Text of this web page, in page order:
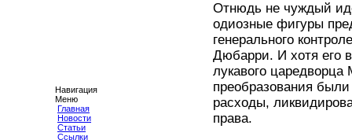
Навигация
Меню
Главная
Новости
Статьи
Ссылки
Отнюдь не чуждый
одиозные фигуры
генерального
Дюбарри. И хотя его
лукавого царедворца
преобразования
расходы,
права.